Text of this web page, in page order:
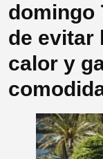
domingo
de evitar
calor y